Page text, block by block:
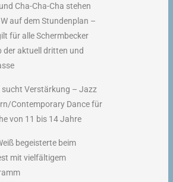
Cha-Cha-Cha stehen
auf dem Stundenplan –
für alle Schermbecker
der aktuell dritten und
sucht Verstärkung – Jazz
Contemporary Dance für
von 11 bis 14 Jahre
begeisterte beim
mit vielfältigem